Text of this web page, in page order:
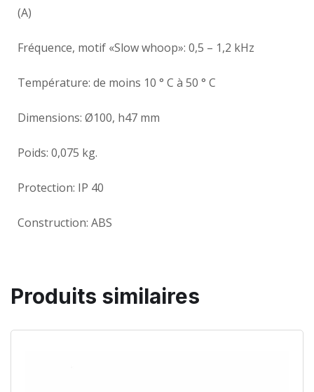
(А)
Fréquence, motif «Slow whoop»: 0,5 – 1,2 kHz
Température: de moins 10 ° С à 50 ° С
Dimensions: Ø100, h47 mm
Poids: 0,075 kg.
Protection: IP 40
Construction: ABS
Produits similaires